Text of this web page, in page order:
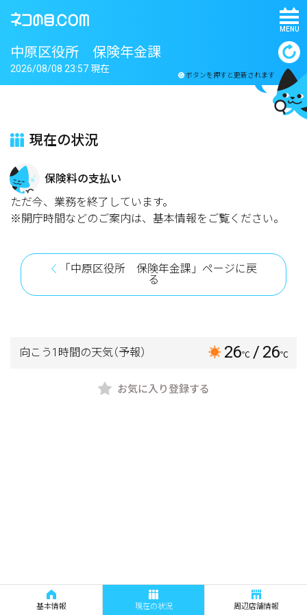
MENU
中原区役所 保険年金課
ボタンを押すと更新されます
2026/08/08 23:57 現在
現在の状況
保険料の支払い
ただ今、業務を終了しています。
※開庁時間などのご案内は、基本情報をご覧ください。
「中原区役所 保険年金課」ページに戻
る
向こう1時間の天気（予報） 26℃ / 26℃
お気に入り登録する
基本情報 現在の状況 周辺店舗情報